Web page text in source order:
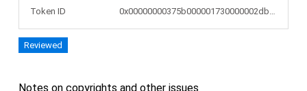
Token ID
0x00000000375b000001730000002dbd08
Reviewed
Notes on copyrights and other issues